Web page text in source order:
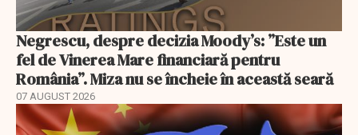
Negrescu, despre decizia Moody’s: ”Este un
fel de Vinerea Mare financiară pentru
România”. Miza nu se încheie în această seară
07 AUGUST 2026